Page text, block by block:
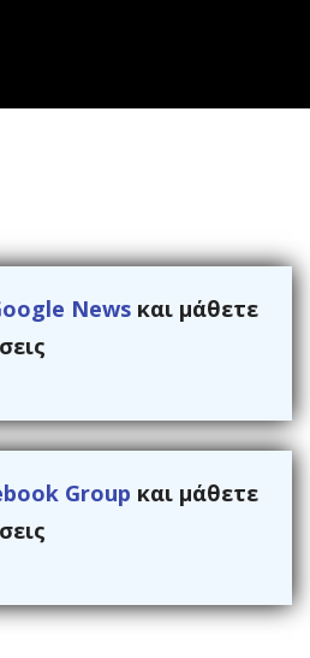
Newsκαι μάθετε
Group και μάθετε